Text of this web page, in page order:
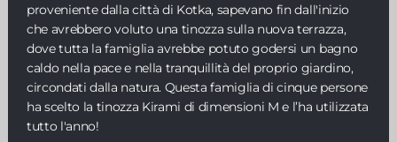
proveniente dalla città di Kotka, sapevano fin dall'inizio
che avrebbero voluto una tinozza sulla nuova terrazza,
dove tutta la famiglia avrebbe potuto godersi un bagno
caldo nella pace e nella tranquillità del proprio giardino,
circondati dalla natura. Questa famiglia di cinque persone
ha scelto la tinozza Kirami di dimensioni M e l’ha utilizzata
tutto l'anno!